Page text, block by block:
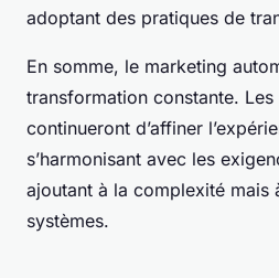
adoptant des pratiques de
En somme, le marketing
transformation constante.
continueront d’affiner
s’harmonisant avec les
ajoutant à la complexité mais
systèmes.